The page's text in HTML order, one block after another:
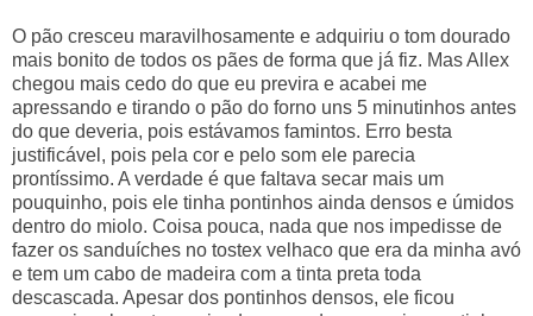
O pão cresceu maravilhosamente e adquiriu o tom dourado
mais bonito de todos os pães de forma que já fiz. Mas Allex
chegou mais cedo do que eu previra e acabei me
apressando e tirando o pão do forno uns 5 minutinhos antes
do que deveria, pois estávamos famintos. Erro besta
justificável, pois pela cor e pelo som ele parecia
prontíssimo. A verdade é que faltava secar mais um
pouquinho, pois ele tinha pontinhos ainda densos e úmidos
dentro do miolo. Coisa pouca, nada que nos impedisse de
fazer os sanduíches no tostex velhaco que era da minha avó
e tem um cabo de madeira com a tinta preta toda
descascada. Apesar dos pontinhos densos, ele ficou